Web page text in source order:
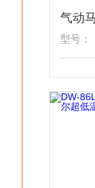
气动
型号：